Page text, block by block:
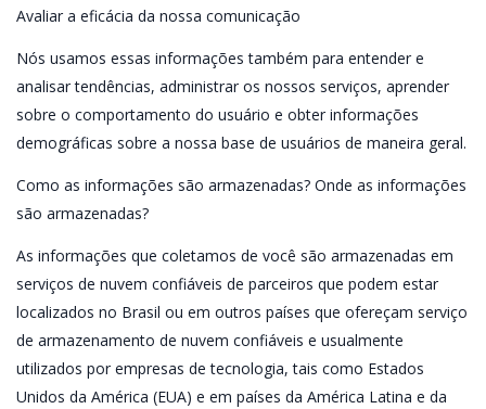
Avaliar a eficácia da nossa comunicação
Nós usamos essas informações também para entender e
analisar tendências, administrar os nossos serviços, aprender
sobre o comportamento do usuário e obter informações
demográficas sobre a nossa base de usuários de maneira geral.
Como as informações são armazenadas? Onde as informações
são armazenadas?
As informações que coletamos de você são armazenadas em
serviços de nuvem confiáveis de parceiros que podem estar
localizados no Brasil ou em outros países que ofereçam serviço
de armazenamento de nuvem confiáveis e usualmente
utilizados por empresas de tecnologia, tais como Estados
Unidos da América (EUA) e em países da América Latina e da